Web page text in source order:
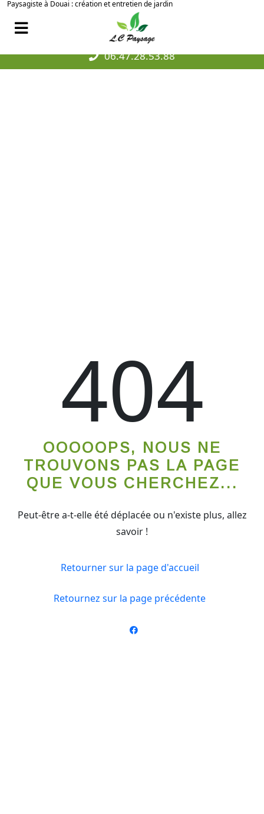
Paysagiste à Douai : création et entretien de jardin
06.47.28.53.88
404
OOOOOPS, NOUS NE
TROUVONS PAS LA PAGE
QUE VOUS CHERCHEZ...
Peut-être a-t-elle été déplacée ou n'existe plus, allez
savoir !
Retourner sur la page d'accueil
Retournez sur la page précédente